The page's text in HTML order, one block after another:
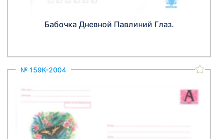
Бабочка Дневной Павлиний Глаз.
№ 159К-2004